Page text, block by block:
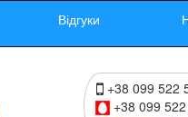
Відгуки
+38 099 522
+38 099